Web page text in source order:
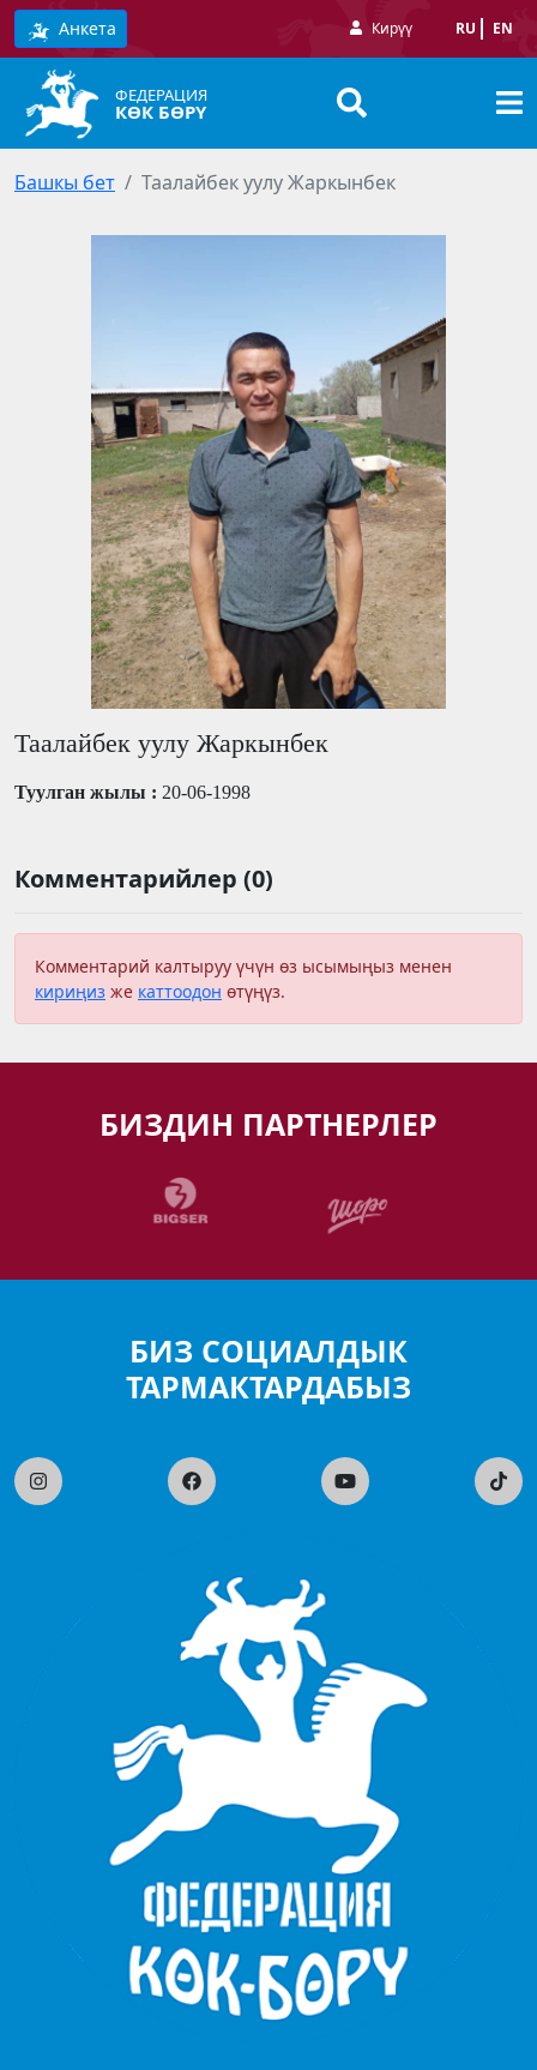
Анкета Кирүү RU EN
ФЕДЕРАЦИЯ
КӨК БӨРҮ
Башкы бет Таалайбек уулу Жаркынбек
Таалайбек уулу Жаркынбек
Туулган жылы : 20-06-1998
Комментарийлер (0)
Комментарий калтыруу үчүн өз ысымыңыз менен
кириңиз же каттоодон өтүңүз.
БИЗДИН ПАРТНЕРЛЕР
БИЗ СОЦИАЛДЫК
ТАРМАКТАРДАБЫЗ